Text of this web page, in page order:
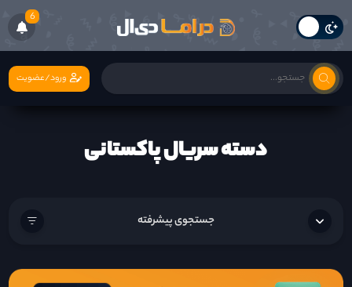
6
ورود/عضویت
دسته سریال پاکستانی
جستجوی پیشرفته